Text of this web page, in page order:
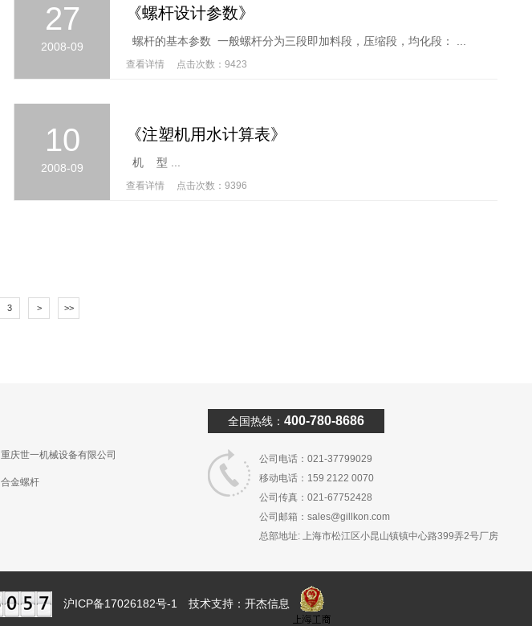
27
2008-09
《螺杆设计参数》
螺杆的基本参数 一般螺杆分为三段即加料段，压缩段，均化段： ...
查看详情 点击次数：9423
10
2008-09
《注塑机用水计算表》
机 型 ...
查看详情 点击次数：9396
3 > >>
重庆世一机械设备有限公司
合金螺杆
全国热线： 400-780-8686
公司电话：021-37799029
移动电话：159 2122 0070
公司传真：021-67752428
公司邮箱：sales@gillkon.com
总部地址: 上海市松江区小昆山镇镇中心路399弄2号厂房
沪ICP备17026182号-1 技术支持： 开杰信息